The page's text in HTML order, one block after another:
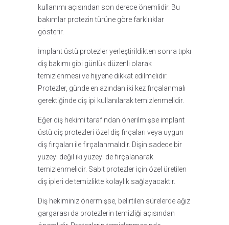
kullanımı açısından son derece önemlidir. Bu
bakımlar protezin türüne göre farklılıklar
gösterir.
İmplant üstü protezler yerleştirildikten sonra tıpkı
diş bakımı gibi günlük düzenli olarak
temizlenmesi ve hijyene dikkat edilmelidir.
Protezler, günde en azından iki kez fırçalanmalı
gerektiğinde diş ipi kullanılarak temizlenmelidir.
Eğer diş hekimi tarafından önerilmişse implant
üstü diş protezleri özel diş fırçaları veya uygun
diş fırçaları ile fırçalanmalıdır. Dişin sadece bir
yüzeyi değil iki yüzeyi de fırçalanarak
temizlenmelidir. Sabit protezler için özel üretilen
diş ipleri de temizlikte kolaylık sağlayacaktır.
Diş hekiminiz önermişse, belirtilen sürelerde ağız
gargarası da protezlerin temizliği açısından